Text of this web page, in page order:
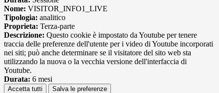
Nome: VISITOR_INFO1_LIVE
Tipologia: analitico
Proprieta: Terza-parte
Descrizione: Questo cookie è impostato da Youtube per tenere
traccia delle preferenze dell'utente per i video di Youtube incorporati
nei siti; può anche determinare se il visitatore del sito web sta
utilizzando la nuova o la vecchia versione dell'interfaccia di
Youtube.
Durata: 6 mesi
Accetta tutti Salva le preferenze